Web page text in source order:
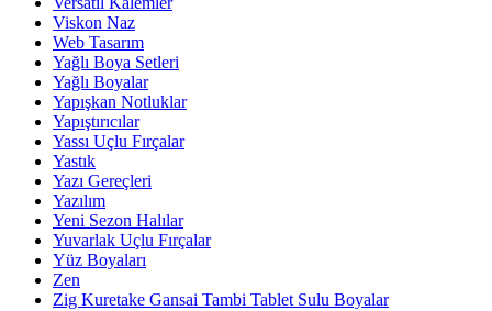
Viskon Naz
Web Tasarım
Yağlı Boya Setleri
Yağlı Boyalar
Yapışkan Notluklar
Yapıştırıcılar
Yassı Uçlu Fırçalar
Yastık
Yazı Gereçleri
Yazılım
Yeni Sezon Halılar
Yuvarlak Uçlu Fırçalar
Yüz Boyaları
Zen
​Zig Kuretake Gansai Tambi Tablet Sulu Boyalar